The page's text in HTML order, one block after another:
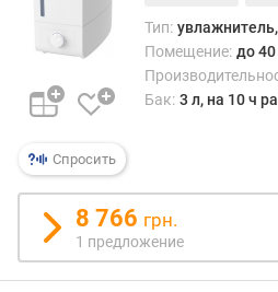
л
о
е
н
й
у
в
л
Спросить
Тип:
Помещение: до 40
Бак: 3 л, на 10 ч
8 766 грн.
1 предложение